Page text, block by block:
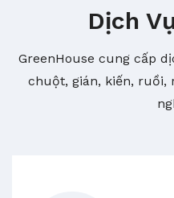
Dịch
GreenHouse cung cấp
chuột, gián, kiến, ruồi,